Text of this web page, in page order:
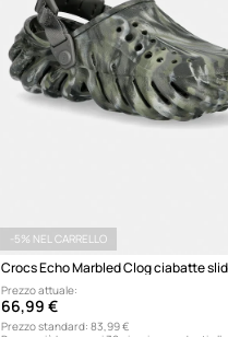
-5% NEL CARRELLO
Prezzo attuale:
66,99 €
Prezzo standard: 83,99 €